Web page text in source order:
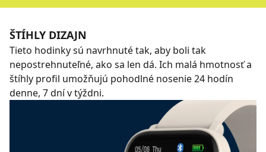
ŠTÍHLY DIZAJN
Tieto hodinky sú navrhnuté tak, aby boli tak
nepostrehnuteľné, ako sa len dá. Ich malá hmotnosť a
štíhly profil umožňujú pohodlné nosenie 24 hodín
denne, 7 dní v týždni.